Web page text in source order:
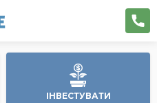
ІНВЕСТУВАТИ